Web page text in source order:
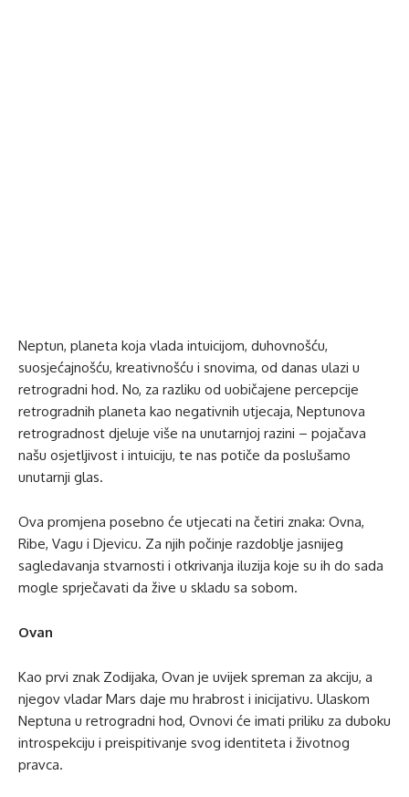
Neptun, planeta koja vlada intuicijom, duhovnošću,
suosjećajnošću, kreativnošću i snovima, od danas ulazi u
retrogradni hod. No, za razliku od uobičajene percepcije
retrogradnih planeta kao negativnih utjecaja, Neptunova
retrogradnost djeluje više na unutarnjoj razini – pojačava
našu osjetljivost i intuiciju, te nas potiče da poslušamo
unutarnji glas.
Ova promjena posebno će utjecati na četiri znaka: Ovna,
Ribe, Vagu i Djevicu. Za njih počinje razdoblje jasnijeg
sagledavanja stvarnosti i otkrivanja iluzija koje su ih do sada
mogle sprječavati da žive u skladu sa sobom.
Ovan
Kao prvi znak Zodijaka, Ovan je uvijek spreman za akciju, a
njegov vladar Mars daje mu hrabrost i inicijativu. Ulaskom
Neptuna u retrogradni hod, Ovnovi će imati priliku za duboku
introspekciju i preispitivanje svog identiteta i životnog
pravca.